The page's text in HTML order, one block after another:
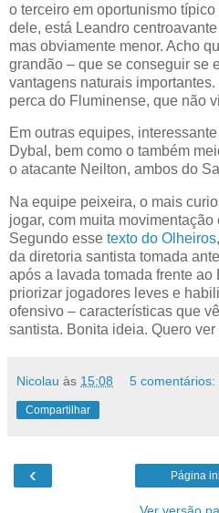
o terceiro em oportunismo
dele, está Leandro
mas obviamente menor. Acho
grandão – que se conseguir se
vantagens naturais
perca do Fluminense, que não
Em outras equipes,
Dybal, bem como o também
o atacante Neilton, ambos do
Na equipe peixeira, o mais
jogar, com muita
Segundo esse texto do Olheiros
da diretoria santista tomada
após a lavada tomada frente
priorizar jogadores leves e
ofensivo – características que
santista. Bonita ideia. Quero
Nicolau às 15:08 5 comentários:
Compartilhar
‹ Página